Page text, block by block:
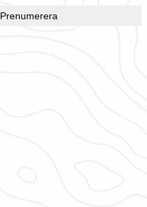
Prenumerera